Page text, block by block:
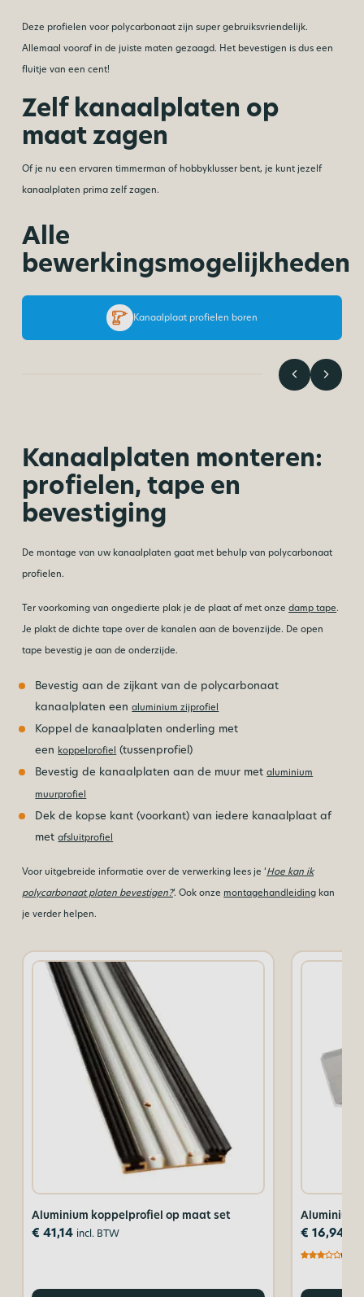
Deze profielen voor polycarbonaat zijn super gebruiksvriendelijk.
Allemaal vooraf in de juiste maten gezaagd. Het bevestigen is dus een
fluitje van een cent!
Zelf kanaalplaten op
maat zagen
Of je nu een ervaren timmerman of hobbyklusser bent, je kunt jezelf
kanaalplaten prima zelf zagen.
Alle
bewerkingsmogelijkheden
Kanaalplaat profielen boren
Kanaalplaten monteren:
profielen, tape en
bevestiging
De montage van uw kanaalplaten gaat met behulp van polycarbonaat
profielen.
Ter voorkoming van ongedierte plak je de plaat af met onzedamp tape.
Je plakt de dichte tape over de kanalen aan de bovenzijde. De open
tape bevestig je aan de onderzijde.
Bevestig aan de zijkant van de polycarbonaat
kanaalplaten eenaluminium zijprofiel
Koppel de kanaalplaten onderling met
een koppelprofiel (tussenprofiel)
Bevestig de kanaalplaten aan de muur metaluminium
muurprofiel
Dek de kopse kant (voorkant) van iedere kanaalplaat af
metafsluitprofiel
Voor uitgebreide informatie over de verwerking lees je ‘Hoe kan ik
polycarbonaat platen bevestigen?‘. Ook onze montagehandleiding kan
je verder helpen.
Aluminium koppelprofiel op maat set
€ 41,14 incl. BTW
Aluminium
€ 16,94
(3,0)